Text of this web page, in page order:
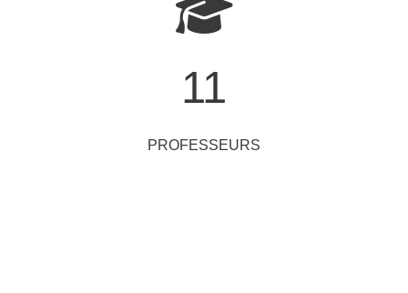
11
PROFESSEURS